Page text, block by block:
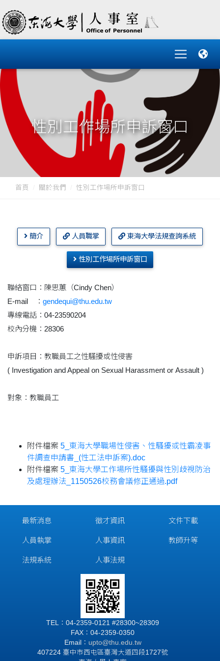
性別工作場所申訴窗口
首頁 關於我們 性別工作場所申訴窗口
簡介 人員職掌 東海大學法規查詢系統
性別工作場所申訴窗口
聯絡窗口：陳思蕙（Cindy Chen）
E-mail ： gendequi@thu.edu.tw
專線電話：04-23590204
校內分機：28306
申訴項目：教職員工之性騷擾或性侵害
( Investigation and Appeal on Sexual Harassment or Assault )
對象：教職員工
附件檔案 5_東海大學職場性侵害、性騷擾或性霸凌事
件調查申請書_(性工法申訴案).doc
附件檔案 5_東海大學工作場所性騷擾與性別歧視防治
及處理辦法_1150526校務會議修正通過.pdf
最新消息
人員執掌
法規系統
徵才資訊
人事資訊
人事法規
文件下載
教師升等
TEL：04-2359-0121 #28300~28309
FAX：04-2359-0350
Email： upto@thu.edu.tw
407224 臺中市西屯區臺灣大道四段1727號